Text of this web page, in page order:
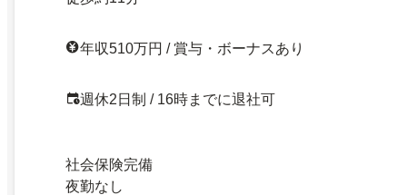
年収510万円 / 賞与・ボーナスあり
週休2日制 / 16時までに退社可
社会保険完備
夜勤なし